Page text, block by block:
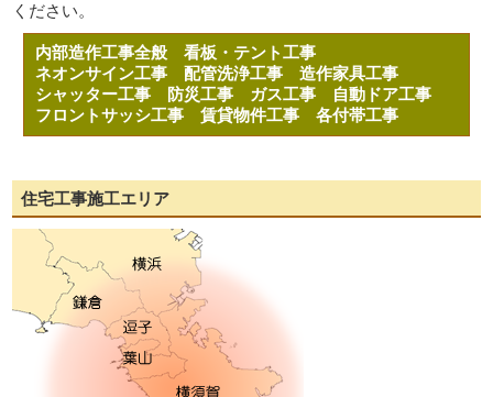
ください。
内部造作工事全般看板・テント工事
ネオンサイン工事配管洗浄工事造作家具工事
シャッター工事
防災工事 ガス工事
自動ドア工事
フロントサッシ工事賃貸物件工事各付帯工事
住宅工事施工エリア